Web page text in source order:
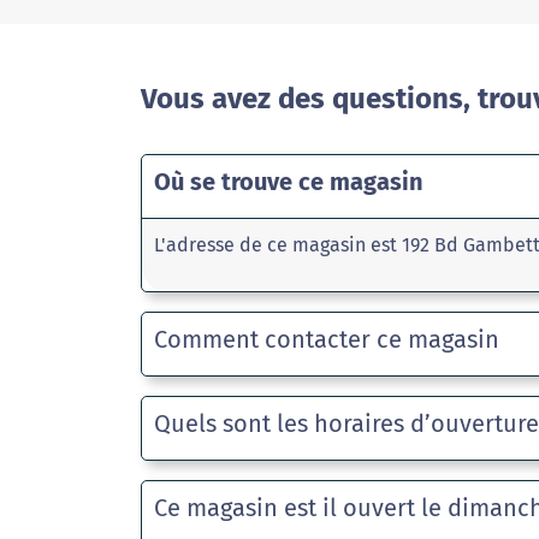
Vous avez des questions,
Où se trouve ce magasin
L'adresse de ce magasin est 192 Bd
Comment contacter ce magasin
Quels sont les horaires
Ce magasin est il ouvert le